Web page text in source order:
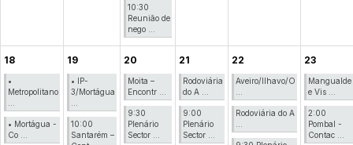
10:30
Reunião de
nego ...
18
•
Metropolitano
• Mortágua -
Co ...
19
• IP-
3/Mortágua
10:00
Santarém –
20
Moita –
Encontr ...
9:30
Plenário
Sector ...
21
Rodoviária
do A ...
9:00
Plenário
Sector ...
22
Aveiro/Ilhavo/O
Rodoviária do A
23
Mangualde
e Vis ...
2:00
Pombal -
Contac ...